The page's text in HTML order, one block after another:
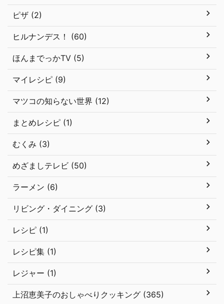
ピザ (2)
ヒルナンデス！ (60)
ほんまでっかTV (5)
マイレシピ (9)
マツコの知らない世界 (12)
まとめレシピ (1)
むくみ (3)
めざましテレビ (50)
ラーメン (6)
リビング・ダイニング (3)
レシピ (1)
レシピ集 (1)
レジャー (1)
上沼恵美子のおしゃべりクッキング (365)